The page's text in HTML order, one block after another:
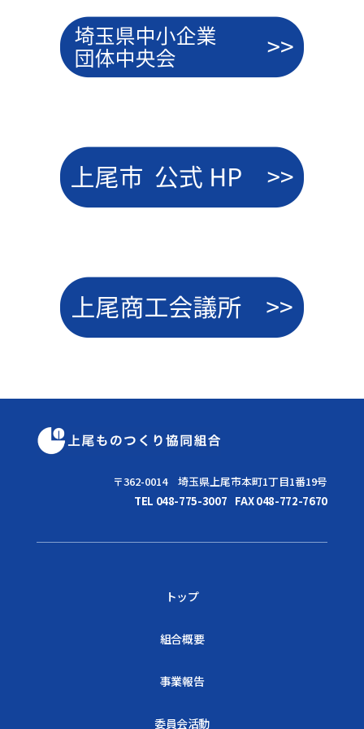
〒362-0014 埼玉県上尾市本町1丁目1番19号
TEL 048-775-3007 FAX 048-772-7670
トップ
組合概要
事業報告
委員会活動